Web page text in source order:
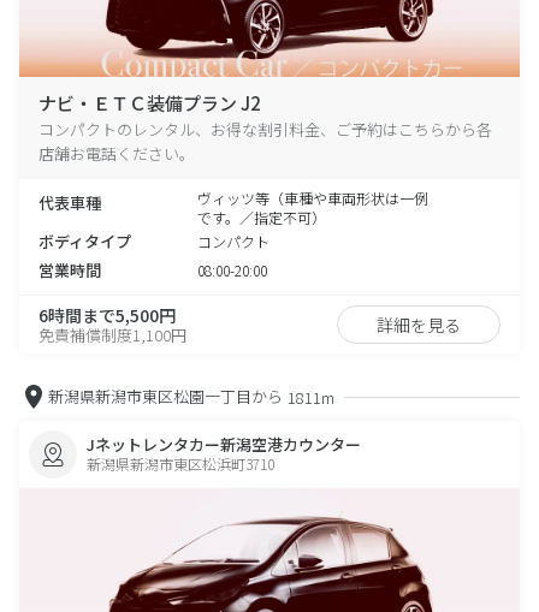
ナビ・ＥＴＣ装備プラン J2
コンパクトのレンタル、お得な割引料金、ご予約はこちらから各
店舗お電話ください。
代表車種
ヴィッツ等（車種や車両形状は一例
です。／指定不可）
ボディタイプ コンパクト
営業時間 08:00-20:00
6時間まで5,500円
免責補償制度1,100円 詳細を見る
新潟県新潟市東区松園一丁目から 1811m
Jネットレンタカー新潟空港カウンター
新潟県新潟市東区松浜町3710